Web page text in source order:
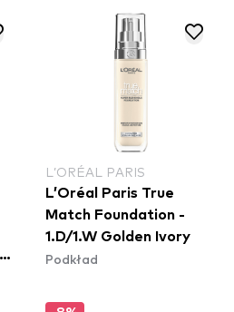
L’ORÉAL PARIS
L’Oréal Paris True
Match Foundation -
1.D/1.W Golden Ivory
Podkład